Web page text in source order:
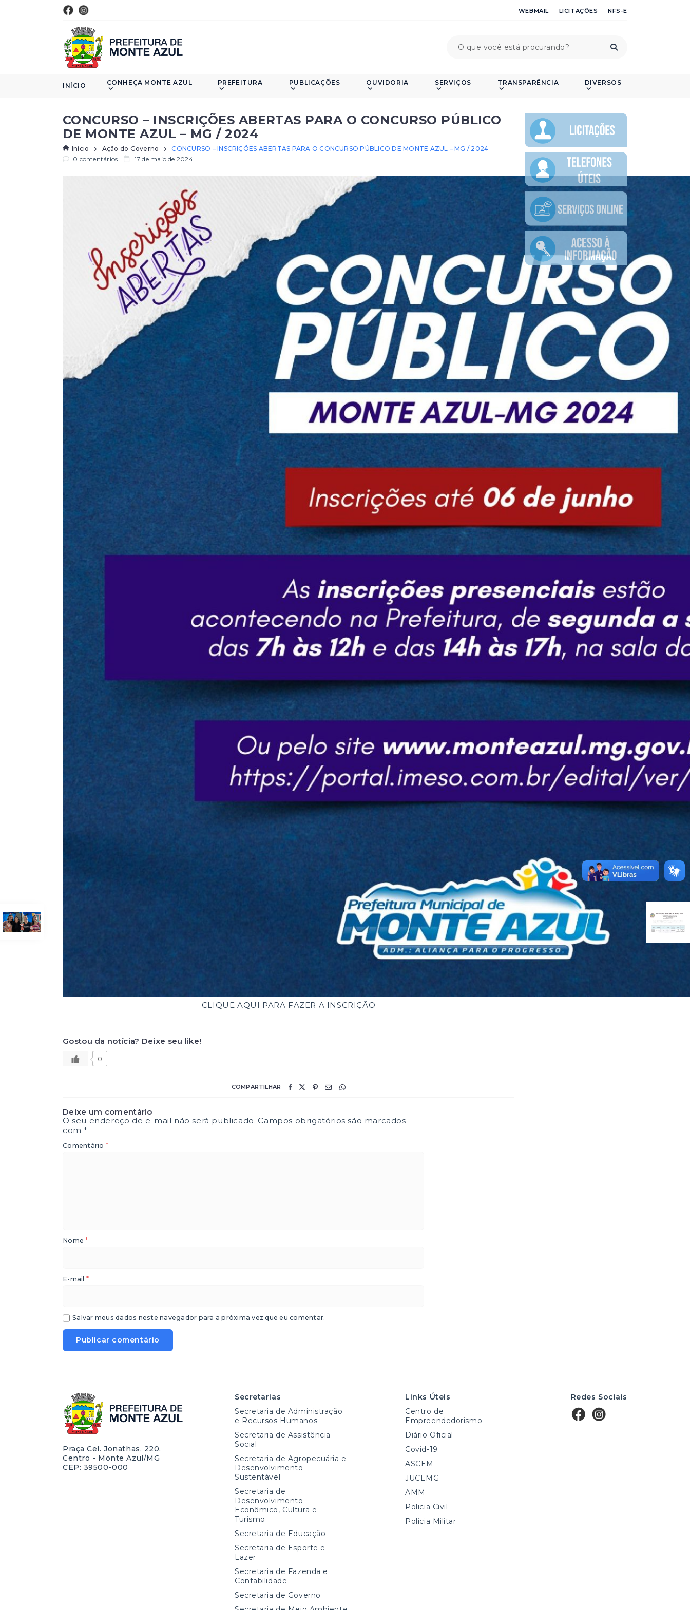
WEBMAIL LICITAÇÕES NFS-E
INÍCIO CONHEÇA MONTE AZUL PREFEITURA PUBLICAÇÕES OUVIDORIA SERVIÇOS TRANSPARÊNCIA DIVERSOS
CONCURSO – INSCRIÇÕES ABERTAS PARA O CONCURSO PÚBLICO
DE MONTE AZUL – MG / 2024
Início Ação do Governo
CONCURSO – INSCRIÇÕES ABERTAS PARA O CONCURSO PÚBLICO DE MONTE AZUL – MG / 2024
0 comentários
17 de maio de 2024
CLIQUE AQUI PARA FAZER A INSCRIÇÃO
Gostou da notícia? Deixe seu like!
0
COMPARTILHAR
Deixe um comentário
O seu endereço de e-mail não será publicado. Campos obrigatórios são marcados
com*
Comentário *
Nome*
E-mail *
Salvar meus dados neste navegador para a próxima vez que eu comentar.
Praça Cel. Jonathas, 220,
Centro - Monte Azul/MG
CEP: 39500-000
Secretarias
Secretaria de Administração
e Recursos Humanos
Secretaria de Assistência
Social
Secretaria de Agropecuária e
Desenvolvimento
Sustentável
Secretaria de
Desenvolvimento
Econômico, Cultura e
Turismo
Secretaria de Educação
Secretaria de Esporte e
Lazer
Secretaria de Fazenda e
Contabilidade
Secretaria de Governo
Links Úteis
Centro de
Empreendedorismo
Diário Oficial
Covid-19
ASCEM
JUCEMG
AMM
Policia Civil
Policia Militar
Redes Sociais